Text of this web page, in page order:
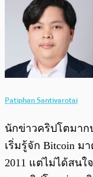
Patiphan Santivarotai
นักข่าวคริปโตมาก
เริ่มรู้จัก Bitcoin ม
2011 แต่ไม่ได้สนใ